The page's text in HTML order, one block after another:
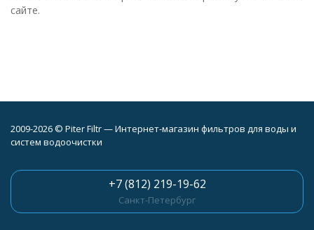
сайте.
2009-2026 © Piter Filtr — Интернет-магазин фильтров для воды и
систем водоочистки
+7 (812) 219-19-62
Санкт-Петербург